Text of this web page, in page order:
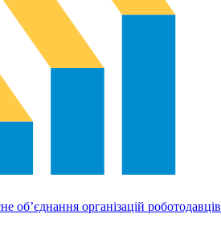
об’єднання організацій роботодавців